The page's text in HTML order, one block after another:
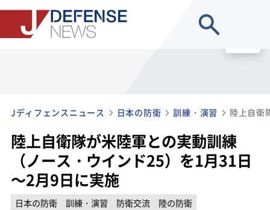
Jディフェンスニュース 日本の防衛 訓練・演習
陸上自衛隊が米陸軍との実動訓練
（ノース・ウインド25）を1月31日
～2月9日に実施
日本の防衛 訓練・演習 防衛交流
陸の防衛